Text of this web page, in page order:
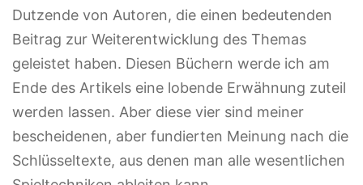
Dutzende von Autoren, die einen bedeutenden
Beitrag zur Weiterentwicklung des Themas
geleistet haben. Diesen Büchern werde ich am
Ende des Artikels eine lobende Erwähnung zuteil
werden lassen. Aber diese vier sind meiner
bescheidenen, aber fundierten Meinung nach die
Schlüsseltexte, aus denen man alle wesentlichen